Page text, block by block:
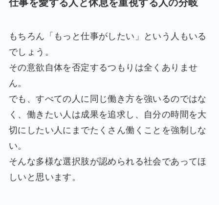
仕事を愛する人と休息を重視する人の分岐
もちろん「もっと仕事がしたい」という人もいる
でしょう。
その意欲自体を否定するつもりは全くありませ
ん。
でも、すべての人に同じ働き方を強いるのではな
く、働きたい人は成果を追求し、自分の時間を大
切にしたい人にまでたくさん働くことを強制しな
い。
そんな多様な選択肢が認められる社会であってほ
しいと思います。